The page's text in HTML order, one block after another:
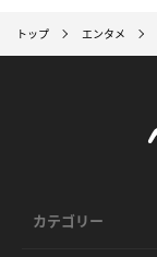
トップ エンタメ
カテゴリー